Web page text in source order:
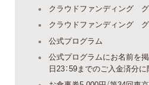
クラウドファンディング グ
クラウドファンディング グ
公式プログラム
公式プログラムにお名前を
日23：59までのご入金済分に